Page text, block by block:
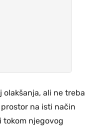
ali ne treba
na isti način
tokom njegovog